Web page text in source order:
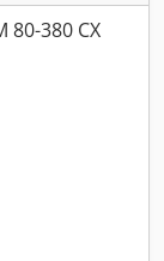
80-380 CX